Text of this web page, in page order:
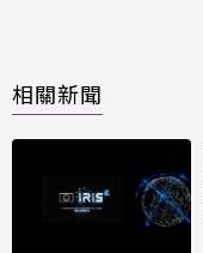
相關新聞